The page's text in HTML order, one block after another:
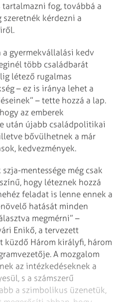
fog, továbbá a
kérdezni a
a gyermekvállalási kedv
több családbarát
létező rugalmas
– ez is iránya lehet a
– tette hozzá a lap.
az emberek
után újabb családpolitikai
bővülhetnek a már
kedvezmények.
mentessége még csak
hogy léteznek hozzá
feladat is lenne ennek a
hatását minden
megmérni” –
Enikő, a tervezett
küzdő Három királyfi, három
A mozgalom
az intézkedéseknek a
s a számszerű
a szimbolikus üzenetük,